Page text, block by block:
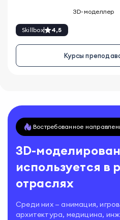
Skillbox 4,5
3D-моделлер
Курсы
Востребованное
3D-
используется в
отраслях
Среди них — анимация,
архитектура, медицина,